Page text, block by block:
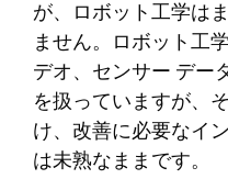
が、ロボット工学は
ません。ロボット工
デオ、センサー デー
を扱っていますが、
け、改善に必要なイ
は未熟なままです。